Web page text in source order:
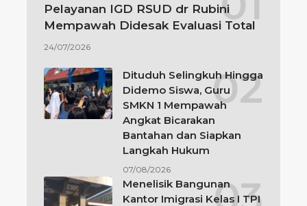
Pelayanan IGD RSUD dr Rubini
Mempawah Didesak Evaluasi Total
24/07/2026
Dituduh Selingkuh Hingga
Didemo Siswa, Guru
SMKN 1 Mempawah
Angkat Bicarakan
Bantahan dan Siapkan
Langkah Hukum
07/08/2026
Menelisik Bangunan
Kantor Imigrasi Kelas I TPI